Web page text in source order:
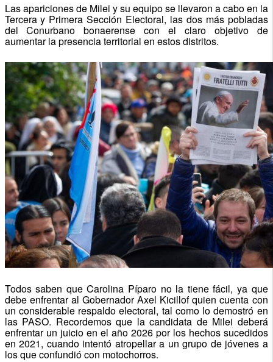
Las apariciones de Milei y su equipo se llevaron a cabo en la
Tercera y Primera Sección Electoral, las dos más pobladas
del Conurbano bonaerense con el claro objetivo de
aumentar la presencia territorial en estos distritos.
Todos saben que Carolina Píparo no la tiene fácil, ya que
debe enfrentar al Gobernador Axel Kicillof quien cuenta con
un considerable respaldo electoral, tal como lo demostró en
las PASO. Recordemos que la candidata de Milei deberá
enfrentar un juicio en el año 2026 por los hechos sucedidos
en 2021, cuando intentó atropellar a un grupo de jóvenes a
los que confundió con motochorros.